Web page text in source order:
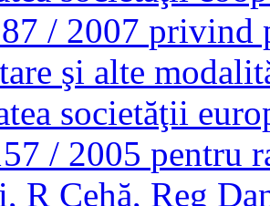
/ 2007 privind
şi alte
societăţii
/ 2005 pentru
R Cehă, Reg